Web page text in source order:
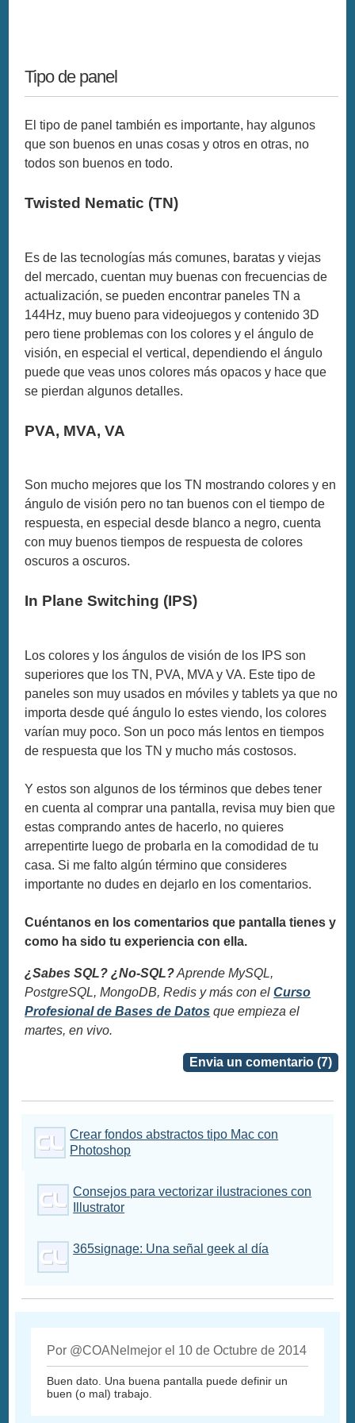
Tipo de panel
El tipo de panel también es importante, hay algunos
que son buenos en unas cosas y otros en otras, no
todos son buenos en todo.
Twisted Nematic (TN)
Es de las tecnologías más comunes, baratas y viejas
del mercado, cuentan muy buenas con frecuencias de
actualización, se pueden encontrar paneles TN a
144Hz, muy bueno para videojuegos y contenido 3D
pero tiene problemas con los colores y el ángulo de
visión, en especial el vertical, dependiendo el ángulo
puede que veas unos colores más opacos y hace que
se pierdan algunos detalles.
PVA, MVA, VA
Son mucho mejores que los TN mostrando colores y en
ángulo de visión pero no tan buenos con el tiempo de
respuesta, en especial desde blanco a negro, cuenta
con muy buenos tiempos de respuesta de colores
oscuros a oscuros.
In Plane Switching (IPS)
Los colores y los ángulos de visión de los IPS son
superiores que los TN, PVA, MVA y VA. Este tipo de
paneles son muy usados en móviles y tablets ya que no
importa desde qué ángulo lo estes viendo, los colores
varían muy poco. Son un poco más lentos en tiempos
de respuesta que los TN y mucho más costosos.
Y estos son algunos de los términos que debes tener
en cuenta al comprar una pantalla, revisa muy bien que
estas comprando antes de hacerlo, no quieres
arrepentirte luego de probarla en la comodidad de tu
casa. Si me falto algún término que consideres
importante no dudes en dejarlo en los comentarios.
Cuéntanos en los comentarios que pantalla tienes y
como ha sido tu experiencia con ella.
¿Sabes SQL? ¿No-SQL?Aprende MySQL,
PostgreSQL, MongoDB, Redis y más con elCurso
Profesional de Bases de Datos que empieza el
martes, en vivo.
Envia un comentario (7)
Crear fondos abstractos tipo Mac con
Photoshop
Consejos para vectorizar ilustraciones con
Illustrator
365signage: Una señal geek al día
Por @COANelmejor el 10 de Octubre de 2014
Buen dato. Una buena pantalla puede definir un
buen (o mal) trabajo.